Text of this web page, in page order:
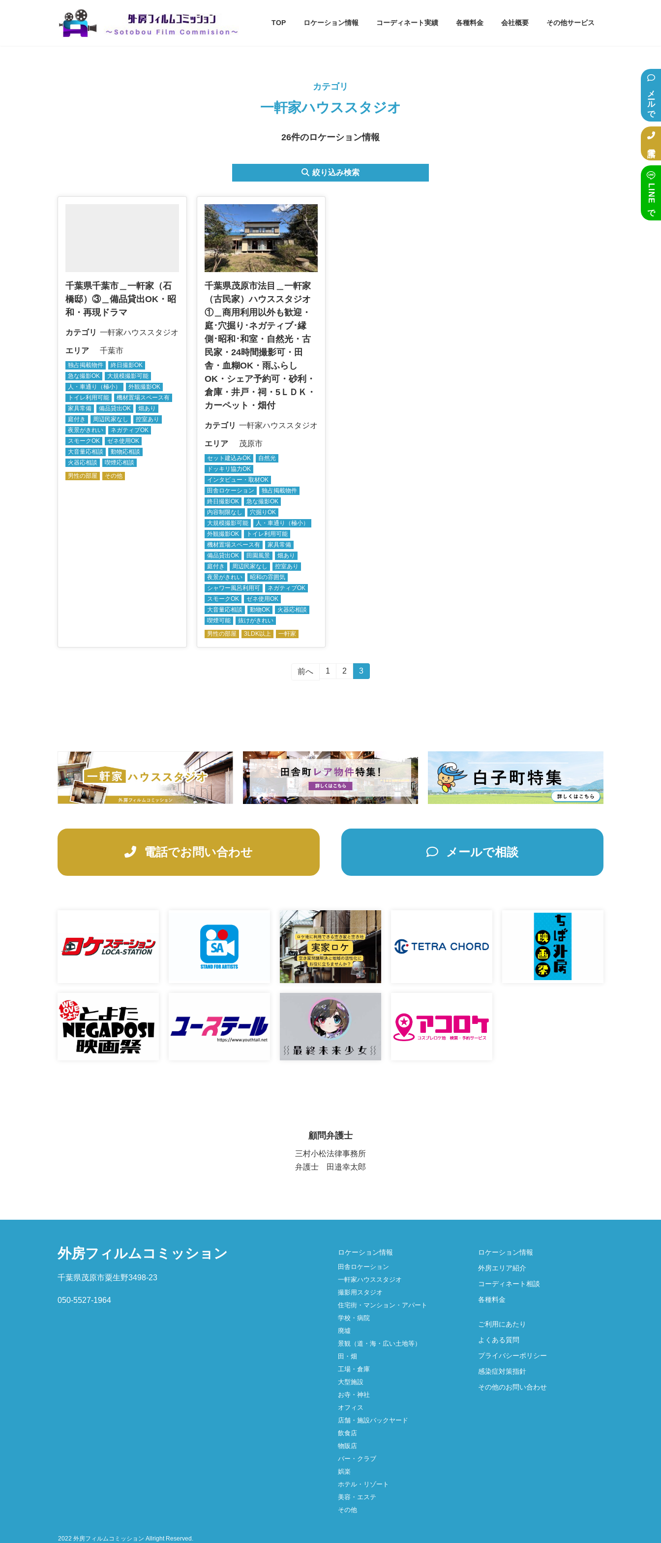
メールで相談
電話で相談
LINEで相談
TOP ロケーション情報 コーディネート実績 各種料金 会社概要 その他サービス
カテゴリ
一軒家ハウススタジオ
26件のロケーション情報
絞り込み検索
千葉県千葉市＿一軒家（石
橋邸）③＿備品貸出OK・昭
和・再現ドラマ
カテゴリ 一軒家ハウススタジオ
エリア 千葉市
独占掲載物件
終日撮影OK
急な撮影OK
大規模撮影可能
人・車通り（極小）
外観撮影OK
トイレ利用可能
機材置場スペース有
家具常備
備品貸出OK
畑あり
庭付き
周辺民家なし
控室あり
夜景がきれい
ネガティブOK
スモークOK
ゼネ使用OK
大音量応相談
動物応相談
火器応相談
喫煙応相談
男性の部屋
その他
千葉県茂原市法目＿一軒家
（古民家）ハウススタジオ
①＿商用利用以外も歓迎・
庭･穴掘り･ネガティブ･縁
側･昭和･和室・自然光・古
民家・24時間撮影可・田
舎・血糊OK・雨ふらし
OK・シェア予約可・砂利・
倉庫・井戸・祠・5ＬＤＫ・
カーペット・畑付
カテゴリ 一軒家ハウススタジオ
エリア 茂原市
セット建込みOK
自然光
ドッキリ協力OK
インタビュー・取材OK
田舎ロケーション
独占掲載物件
終日撮影OK
急な撮影OK
内容制限なし
穴掘りOK
大規模撮影可能
人・車通り（極小）
外観撮影OK
トイレ利用可能
機材置場スペース有
家具常備
備品貸出OK
田園風景
畑あり
庭付き
周辺民家なし
控室あり
夜景がきれい
昭和の雰囲気
シャワー風呂利用可
ネガティブOK
スモークOK
ゼネ使用OK
大音量応相談
動物OK
火器応相談
喫煙可能
抜けがきれい
男性の部屋
3LDK以上 一軒家
ー
ジ
送
前へ 1 2 3
電話でお問い合わせ メールで相談
顧問弁護士
三村小松法律事務所
弁護士 田邉幸太郎
外房フィルムコミッション
千葉県茂原市粟生野3498-23
050-5527-1964
ロケーション情報
田舎ロケーション
一軒家ハウススタジオ
撮影用スタジオ
住宅街・マンション・アパート
学校・病院
廃墟
景観（道・海・広い土地等）
田・畑
工場・倉庫
大型施設
お寺・神社
オフィス
店舗・施設バックヤード
飲食店
物販店
バー・クラブ
娯楽
ホテル・リゾート
美容・エステ
その他
ロケーション情報
外房エリア紹介
コーディネート相談
各種料金
ご利用にあたり
よくある質問
プライバシーポリシー
感染症対策指針
その他のお問い合わせ
2022 外房フィルムコミッション Allright Reserved.